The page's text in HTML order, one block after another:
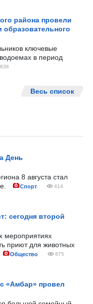
района провели
образовательного
ключевые
в период
Весь список
День
8 августа стал
Спорт 414
сегодня второй
мероприятиях
приют для животных
Общество 875
«Амбар» провел